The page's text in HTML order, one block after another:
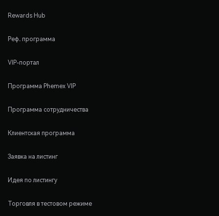
Rewards Hub
Реф. программа
VIP-портал
Программа Phemex VIP
Программа сотрудничества
Клиентская программа
Заявка на листинг
Идея по листингу
Торговля в тестовом режиме